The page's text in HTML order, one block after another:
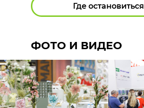
Где остановиться
ФОТО И ВИДЕО